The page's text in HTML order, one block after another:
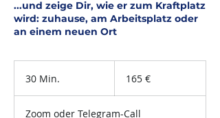
...und zeige Dir, wie er zum Kraftplatz
wird: zuhause, am Arbeitsplatz oder
an einem neuen Ort
30 Min. 165 €
Zoom oder Telegram-Call